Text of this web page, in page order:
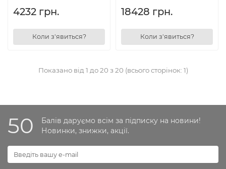
4232 грн.
Коли з'явиться?
18428 грн.
Коли з'явиться?
Показано від 1 до 20 з 20 (всього сторінок: 1)
50
Балів даруємо всім за підписку на новини!
Новинки, знижки, акції.